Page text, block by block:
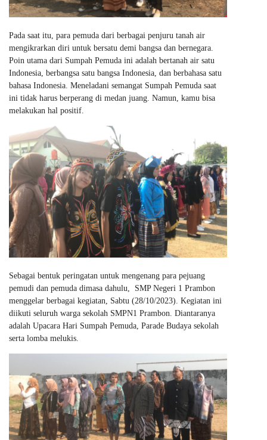
Pada saat itu, para pemuda dari berbagai penjuru tanah air
mengikrarkan diri untuk bersatu demi bangsa dan bernegara.
Poin utama dari Sumpah Pemuda ini adalah bertanah air satu
Indonesia, berbangsa satu bangsa Indonesia, dan berbahasa satu
bahasa Indonesia. Meneladani semangat Sumpah Pemuda saat
ini tidak harus berperang di medan juang. Namun, kamu bisa
melakukan hal positif.
Sebagai bentuk peringatan untuk mengenang para pejuang
pemudi dan pemuda dimasa dahulu, SMP Negeri 1 Prambon
menggelar berbagai kegiatan, Sabtu (28/10/2023). Kegiatan ini
diikuti seluruh warga sekolah SMPN1 Prambon. Diantaranya
adalah Upacara Hari Sumpah Pemuda, Parade Budaya sekolah
serta lomba melukis.